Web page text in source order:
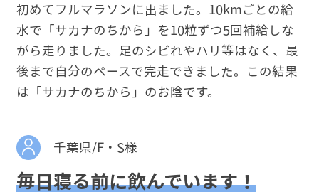
初めてフルマラソンに出ました。10kmごとの給
水で「サカナのちから」を10粒ずつ5回補給しな
がら走りました。足のシビれやハリ等はなく、最
後まで自分のペースで完走できました。この結果
は「サカナのちから」のお陰です。
千葉県/F・S様
毎日寝る前に飲んでいます！